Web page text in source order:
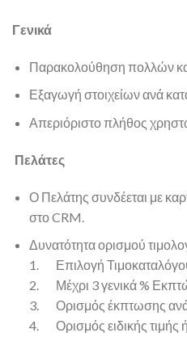
Γενικά
Παρακολούθηση πολλών
Εξαγωγή στοιχείων ανά
Απεριόριστο πλήθος
Πελάτες
Ο Πελάτης συνδέεται με
στο CRM.
Δυνατότητα ορισμού
1. Επιλογή
2. Μέχρι 3 γενικά %
3. Ορισμός έκπτωσης ανά
4. Ορισμός ειδικής τιμής